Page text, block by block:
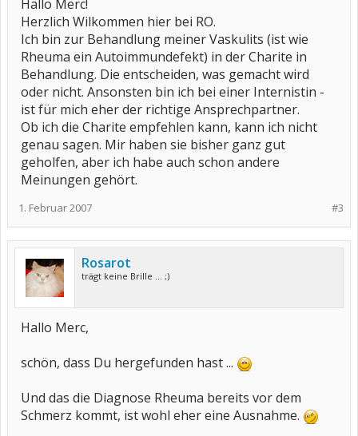
Hallo Merc!
Herzlich Wilkommen hier bei RO.
Ich bin zur Behandlung meiner Vaskulits (ist wie
Rheuma ein Autoimmundefekt) in der Charite in
Behandlung. Die entscheiden, was gemacht wird
oder nicht. Ansonsten bin ich bei einer Internistin -
ist für mich eher der richtige Ansprechpartner.
Ob ich die Charite empfehlen kann, kann ich nicht
genau sagen. Mir haben sie bisher ganz gut
geholfen, aber ich habe auch schon andere
Meinungen gehört.
#3
1. Februar 2007
Rosarot
trägt keine Brille ... ;)
Hallo Merc,
schön, dass Du hergefunden hast ...
Und das die Diagnose Rheuma bereits vor dem
Schmerz kommt, ist wohl eher eine Ausnahme.